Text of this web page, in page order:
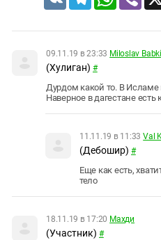
09.11.19 в 23:33 Miloslav
(Хулиган) #
Дурдом какой то. В Исламе
Наверное в дагестане есть
11.11.19 в 11:33 Val
(Дебошир) #
Еще как есть,
тело
18.11.19 в 17:20 Махди
(Участник) #